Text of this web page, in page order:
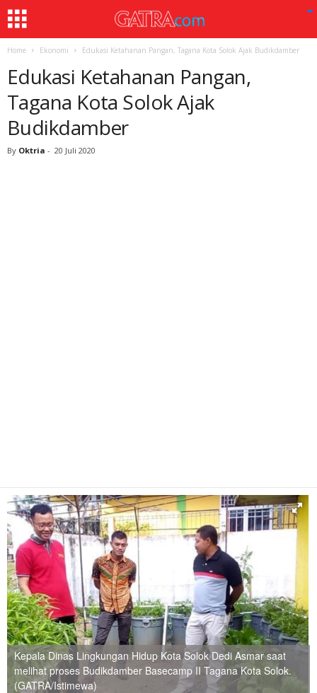
Home Ekonomi Edukasi Ketahanan Pangan, Tagana Kota Solok Ajak Budikdamber
Edukasi Ketahanan Pangan,
Tagana Kota Solok Ajak
Budikdamber
By Oktria - 20 Juli 2020
Kepala Dinas Lingkungan Hidup Kota Solok Dedi Asmar saat
melihat proses Budikdamber Basecamp II Tagana Kota Solok.
(GATRA/Istimewa)